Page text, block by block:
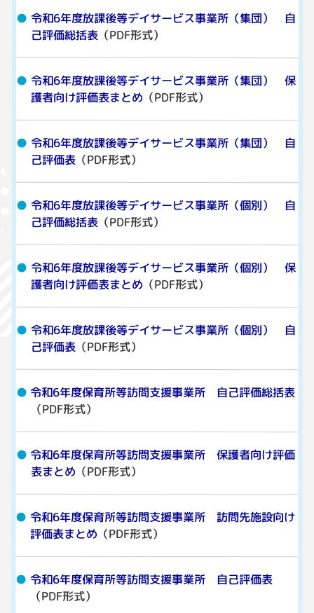
令和6年度放課後等デイサービス事業所（集団） 自
己評価総括表（PDF形式）
令和6年度放課後等デイサービス事業所（集団） 保
護者向け評価表まとめ （PDF形式）
令和6年度放課後等デイサービス事業所（集団） 自
己評価表（PDF形式）
令和6年度放課後等デイサービス事業所（個別） 自
己評価総括表（PDF形式）
令和6年度放課後等デイサービス事業所（個別） 保
護者向け評価表まとめ （PDF形式）
令和6年度放課後等デイサービス事業所（個別） 自
己評価表（PDF形式）
令和6年度保育所等訪問支援事業所 自己評価総括表
（PDF形式）
令和6年度保育所等訪問支援事業所 保護者向け評価
表まとめ （PDF形式）
令和6年度保育所等訪問支援事業所 訪問先施設向け
評価表まとめ （PDF形式）
令和6年度保育所等訪問支援事業所 自己評価表
（PDF形式）